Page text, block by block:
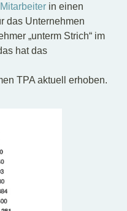
in einen
das Unternehmen
„unterm Strich“ im
hat das
TPA aktuell erhoben.